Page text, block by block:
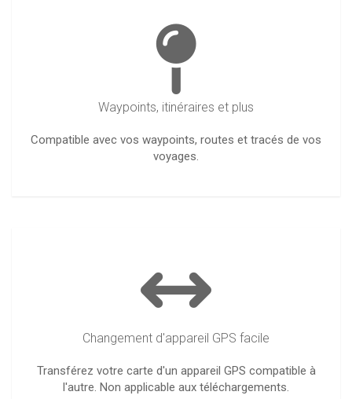
Waypoints, itinéraires et plus
Compatible avec vos waypoints, routes et tracés de vos
voyages.
Changement d'appareil GPS facile
Transférez votre carte d'un appareil GPS compatible à
l'autre. Non applicable aux téléchargements.